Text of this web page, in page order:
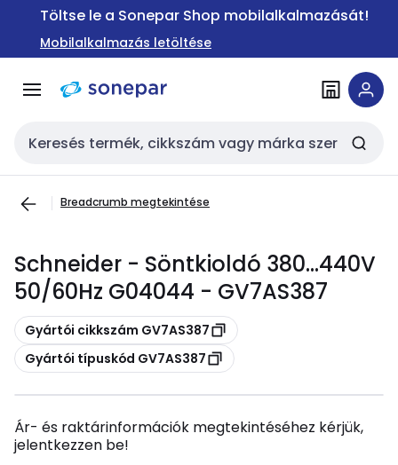
Ugrás a
Ugrás a
tartalomra
Töltse le a Sonepar Shop mobilalkalmazását!
Mobilalkalmazás letöltése
Keresési bemenet
Breadcrumb megtekintése
Schneider - Söntkioldó 380...440V
50/60Hz G04044 - GV7AS387
Másolás
Gyártói cikkszám GV7AS387
Másolás
Gyártói típuskód GV7AS387
Ár- és raktárinformációk megtekintéséhez kérjük,
jelentkezzen be!